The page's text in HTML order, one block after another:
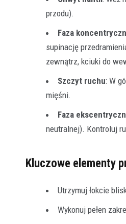
przodu).
Faza
supinację
zewnątrz, kciuki do
Szczyt ruchu: W
mięśni.
Faza
neutralnej). Kontroluj
Kluczowe elementy
Utrzymuj łokcie
Wykonuj pełen